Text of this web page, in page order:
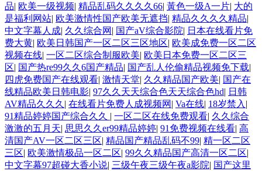
品| 欧美一级视频| 精品乱码久久久久66| 黃色一级A一片| 大的
是福利网站| 欧美激情性国产欧美无遮挡| 精品久久久久精品|
中文字幕人成| 久久综合网 | 国产aV综合影院| 日本在线看片免
费大黄| 欧美日韩国产一区二区三区地区| 欧美成免费一区二区
视频在线| 一区二区综合制服欧美| 欧美日本免费一区二区三
区| 国产热re99久久6国产精品| 国产乱人伦偷精品视频免下载|
四虎免费国产在线观看| 激情天堂| 久久精品国产欧美| 国产在
线精品欧美日韩电影| 97久久天天综合色天天综合色hd| 日韩
AV精品久久久 | 在线看片免费人成视频网 | Va在线| 18岁禁入 |
91精品婷婷国产综合久久 | 一区二区在线免费观看| 久久综合
激激的五月天| 思思久久er99精品婷婷| 91免费视频在线看| 高
清国产AV一区二区三区| 精品国产精品乱码不99| 精一区二区
三区| 欧美激情极品一区二区| 99久久精品国产高清一区二区|
中文字幕97超碰大香小说| 三级午夜三级午夜a影院| 国产这里